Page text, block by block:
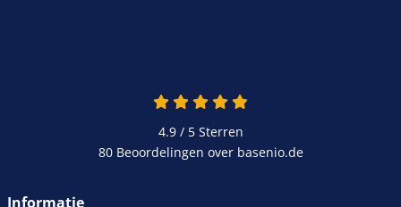
4.9 van 5
4.9 / 5Sterren
80 Beoordelingen over basenio.de
Informatie